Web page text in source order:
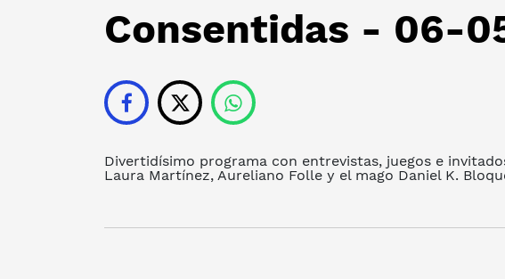
Consentidas - 06-
Divertidísimo programa con entrevistas, juegos e
Laura Martínez, Aureliano Folle y el mago Daniel K.